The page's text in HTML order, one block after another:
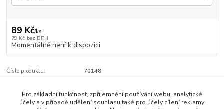
89 Kč/ks
79 Kč bez DPH
Momentálně není k dispozici
Číslo produktu: 70148
Zboží zařazeno v kategoriích
Pro základní funkčnost, zpříjemnění používání webu, analytické
účely a v případě udělení souhlasu také pro účely cílení reklamy